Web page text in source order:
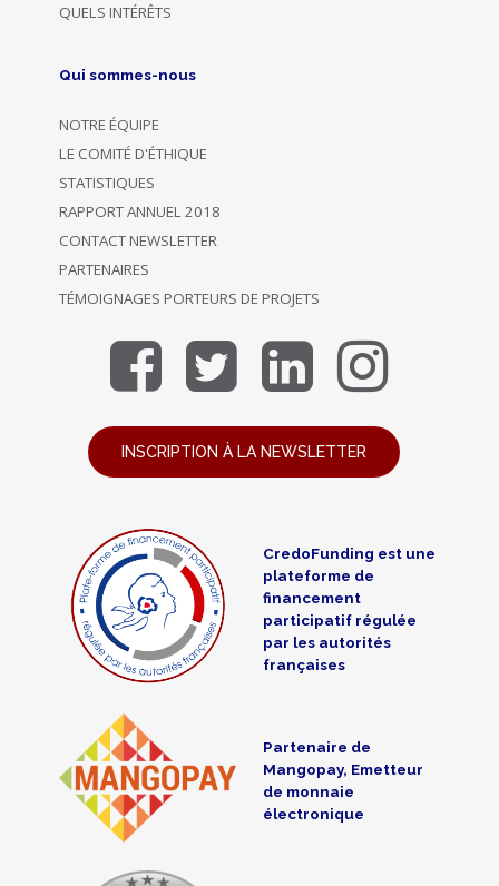
QUELS INTÉRÊTS
Qui sommes-nous
NOTRE ÉQUIPE
LE COMITÉ D'ÉTHIQUE
STATISTIQUES
RAPPORT ANNUEL 2018
CONTACT NEWSLETTER
PARTENAIRES
TÉMOIGNAGES PORTEURS DE PROJETS
INSCRIPTION À LA NEWSLETTER
CredoFunding est une
plateforme de
financement
participatif régulée
par les autorités
françaises
Partenaire de
Mangopay, Emetteur
de monnaie
électronique